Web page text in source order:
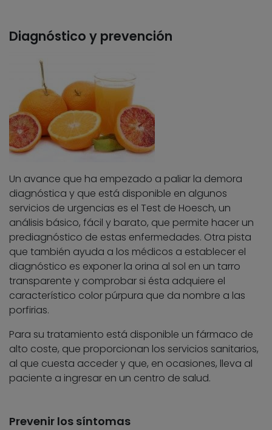
Diagnóstico y prevención
Un avance que ha empezado a paliar la demora
diagnóstica y que está disponible en algunos
servicios de urgencias es el Test de Hoesch, un
análisis básico, fácil y barato, que permite hacer un
prediagnóstico de estas enfermedades. Otra pista
que también ayuda a los médicos a establecer el
diagnóstico es exponer la orina al sol en un tarro
transparente y comprobar si ésta adquiere el
característico color púrpura que da nombre a las
porfirias.
Para su tratamiento está disponible un fármaco de
alto coste, que proporcionan los servicios sanitarios,
al que cuesta acceder y que, en ocasiones, lleva al
paciente a ingresar en un centro de salud.
Prevenir los síntomas